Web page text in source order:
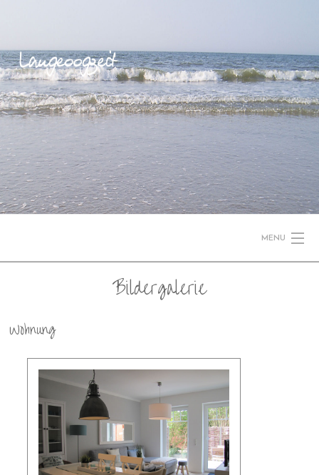
MENU
FERIENWOHNUNG
BILDERGALERIE
PREISE
Bildergalerie
Wohnung